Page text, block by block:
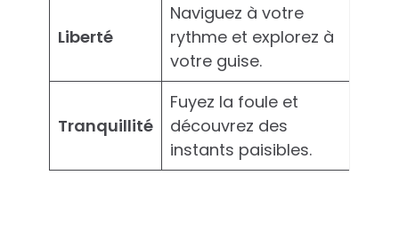
Liberté
Naviguez à votre
rythme et explorez à
votre guise.
Tranquillité
Fuyez la foule et
découvrez des
instants paisibles.